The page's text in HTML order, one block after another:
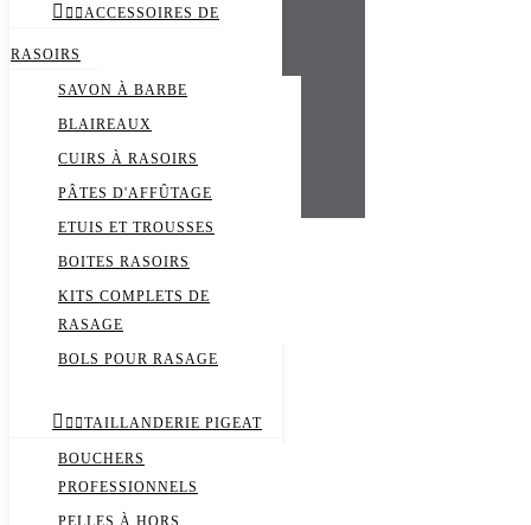
  ACCESSOIRES DE
RASOIRS
SAVON À BARBE
BLAIREAUX
CUIRS À RASOIRS
PÂTES D'AFFÛTAGE
ETUIS ET TROUSSES
BOITES RASOIRS
KITS COMPLETS DE
RASAGE
BOLS POUR RASAGE
  TAILLANDERIE PIGEAT
BOUCHERS
PROFESSIONNELS
PELLES À HORS
Produits phares
Idéal forgée traditionnelle
Couteaux fermants
Rasoirs
Taillanderie Pigeat
Idéal forgée traditionnelle
Couteaux fermants
Ostreo™